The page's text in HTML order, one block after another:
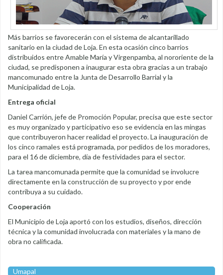
Más barrios se favorecerán con el sistema de alcantarillado
sanitario en la ciudad de Loja. En esta ocasión cinco barrios
distribuidos entre Amable María y Virgenpamba, al nororiente de la
ciudad, se predisponen a inaugurar esta obra gracias a un trabajo
mancomunado entre la Junta de Desarrollo Barrial y la
Municipalidad de Loja.
Entrega oficial
Daniel Carrión, jefe de Promoción Popular, precisa que este sector
es muy organizado y participativo eso se evidencia en las mingas
que contribuyeron hacer realidad el proyecto. La inauguración de
los cinco ramales está programada, por pedidos de los moradores,
para el 16 de diciembre, día de festividades para el sector.
La tarea mancomunada permite que la comunidad se involucre
directamente en la construcción de su proyecto y por ende
contribuya a su cuidado.
Cooperación
El Municipio de Loja aportó con los estudios, diseños, dirección
técnica y la comunidad involucrada con materiales y la mano de
obra no calificada.
Umapal